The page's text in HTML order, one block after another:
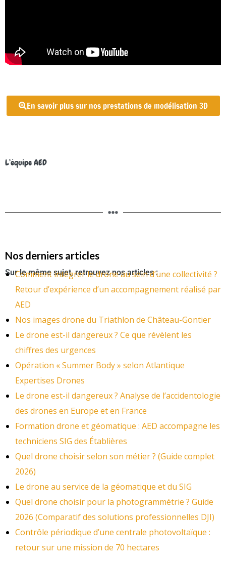
En savoir plus sur nos prestations de modélisation 3D
L’équipe AED
Sur le même sujet, retrouvez nos articles :
Nos derniers articles
Comment intégrer le drone au sein d’une collectivité ?
Retour d’expérience d’un accompagnement réalisé par
AED
Nos images drone du Triathlon de Château-Gontier
Le drone est-il dangereux ? Ce que révèlent les
chiffres des urgences
Opération « Summer Body » selon Atlantique
Expertises Drones
Le drone est-il dangereux ? Analyse de l’accidentologie
des drones en Europe et en France
Formation drone et géomatique : AED accompagne les
techniciens SIG des Établières
Quel drone choisir selon son métier ? (Guide complet
2026)
Le drone au service de la géomatique et du SIG
Quel drone choisir pour la photogrammétrie ? Guide
2026 (Comparatif des solutions professionnelles DJI)
Contrôle périodique d’une centrale photovoltaïque :
retour sur une mission de 70 hectares